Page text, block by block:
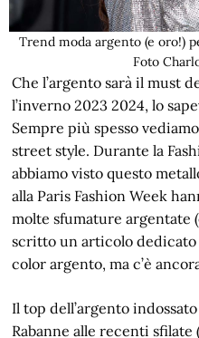
Trend moda argento (e oro!)
Foto
Che l’argento sarà il must
l’inverno 2023 2024, lo
Sempre più spesso
street style. Durante la
abbiamo visto questo
alla Paris Fashion Week
molte sfumature argentate
scritto un articolo
color argento, ma c’è
Il top dell’argento
Rabanne alle recenti